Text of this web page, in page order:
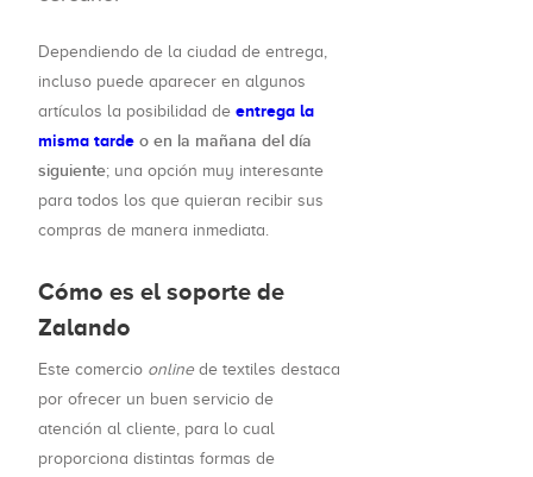
Dependiendo de la ciudad de entrega,
incluso puede aparecer en algunos
artículos la posibilidad de entrega la
misma tarde o en la mañana del día
siguiente; una opción muy interesante
para todos los que quieran recibir sus
compras de manera inmediata.
Cómo es el soporte de
Zalando
Este comercio onlinede textiles destaca
por ofrecer un buen servicio de
atención al cliente, para lo cual
proporciona distintas formas de